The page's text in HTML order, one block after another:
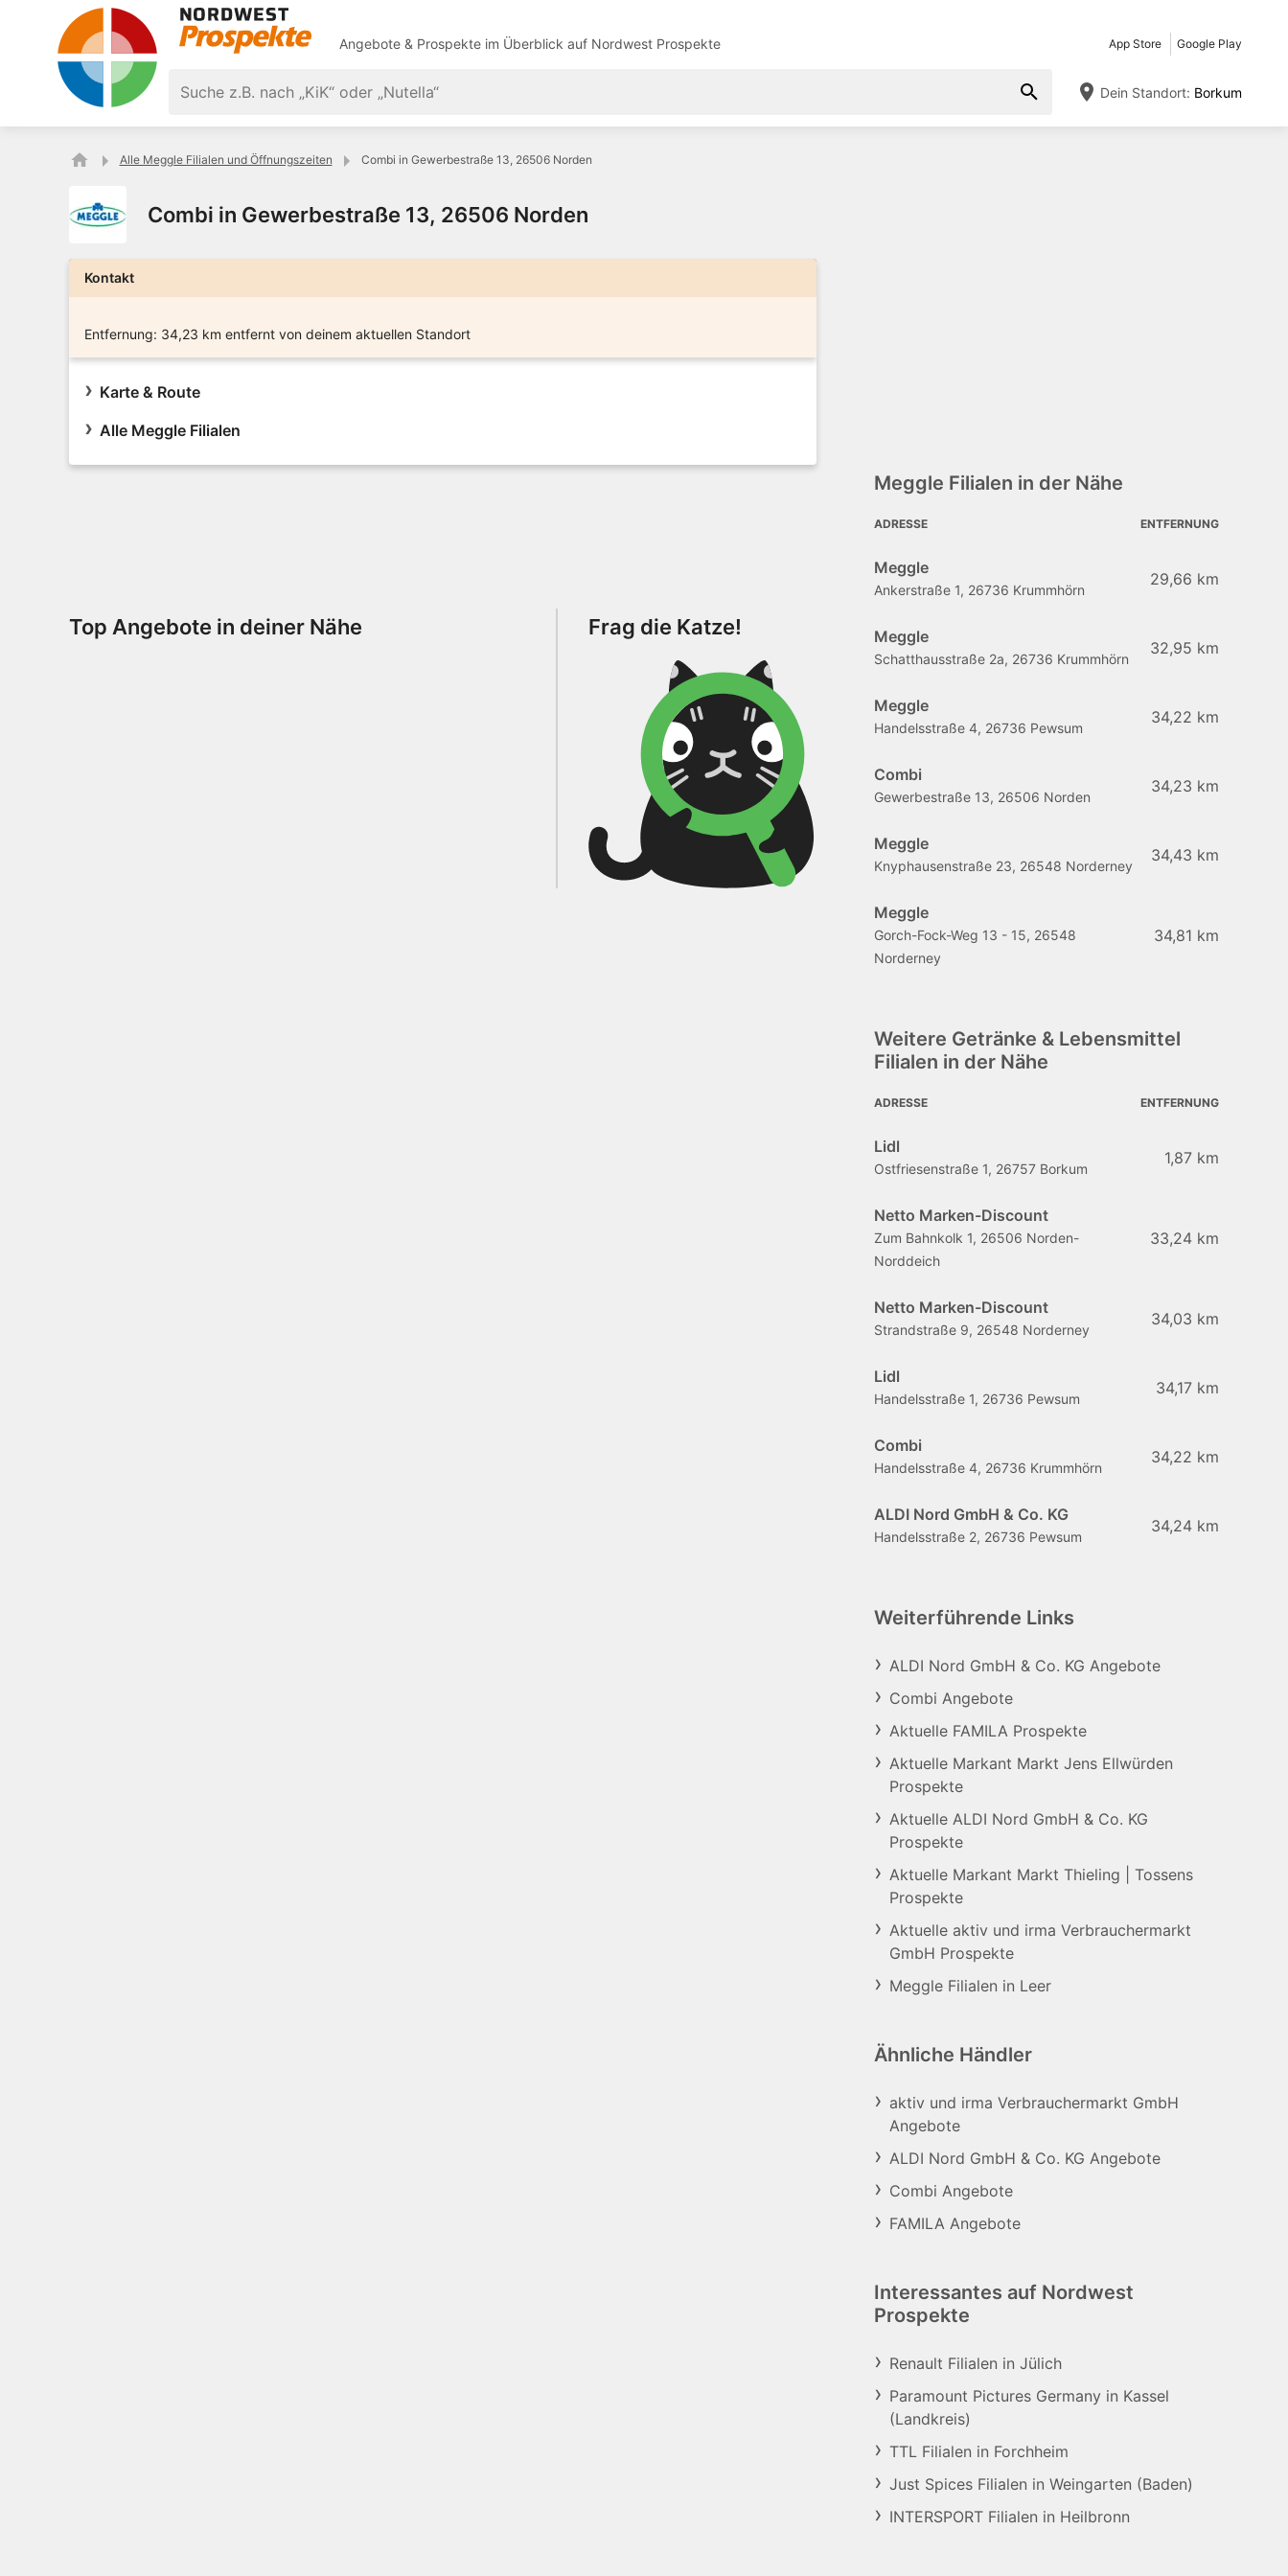
Angebote & Prospekte im Überblick auf Nordwest Prospekte App Store Google Play
Dein Standort: Borkum
Alle Meggle Filialen und Öffnungszeiten Combi in Gewerbestraße 13, 26506 Norden
Combi in Gewerbestraße 13, 26506 Norden
Kontakt
Entfernung: 34,23 km entfernt von deinem aktuellen Standort
Karte & Route
Alle Meggle Filialen
Top Angebote in deiner Nähe Frag die Katze!
Meggle Filialen in der Nähe
ADRESSE ENTFERNUNG
Meggle
Ankerstraße 1, 26736 Krummhörn
29,66 km
Meggle
Schatthausstraße 2a, 26736 Krummhörn
32,95 km
Meggle
Handelsstraße 4, 26736 Pewsum
34,22 km
Combi
Gewerbestraße 13, 26506 Norden
34,23 km
Meggle
Knyphausenstraße 23, 26548 Norderney
34,43 km
Meggle
Gorch-Fock-Weg 13 - 15, 26548
Norderney
34,81 km
Weitere Getränke & Lebensmittel
Filialen in der Nähe
ADRESSE ENTFERNUNG
Lidl
Ostfriesenstraße 1, 26757 Borkum
1,87 km
Netto Marken-Discount
Zum Bahnkolk 1, 26506 Norden-
Norddeich
33,24 km
Netto Marken-Discount
Strandstraße 9, 26548 Norderney
34,03 km
Lidl
Handelsstraße 1, 26736 Pewsum
34,17 km
Combi
Handelsstraße 4, 26736 Krummhörn
34,22 km
ALDI Nord GmbH & Co. KG
Handelsstraße 2, 26736 Pewsum
34,24 km
Weiterführende Links
ALDI Nord GmbH & Co. KG Angebote
Combi Angebote
Aktuelle FAMILA Prospekte
Aktuelle Markant Markt Jens Ellwürden
Prospekte
Aktuelle ALDI Nord GmbH & Co. KG
Prospekte
Aktuelle Markant Markt Thieling | Tossens
Prospekte
Aktuelle aktiv und irma Verbrauchermarkt
GmbH Prospekte
Meggle Filialen in Leer
Ähnliche Händler
aktiv und irma Verbrauchermarkt GmbH
Angebote
ALDI Nord GmbH & Co. KG Angebote
Combi Angebote
FAMILA Angebote
Interessantes auf Nordwest
Prospekte
Renault Filialen in Jülich
Paramount Pictures Germany in Kassel
(Landkreis)
TTL Filialen in Forchheim
Just Spices Filialen in Weingarten (Baden)
INTERSPORT Filialen in Heilbronn